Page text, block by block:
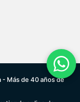
Más de 40 años de